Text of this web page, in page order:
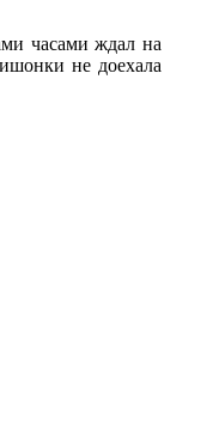
часами ждал на
не доехала